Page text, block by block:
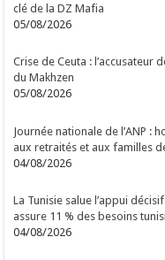
clé de la DZ Mafia
05/08/2026
Crise de Ceuta : l’accusateur
du Makhzen
05/08/2026
Journée nationale de l’ANP :
aux retraités et aux familles
04/08/2026
La Tunisie salue l’appui
assure 11 % des besoins
04/08/2026